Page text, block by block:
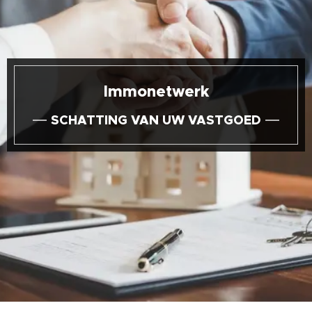
Immonetwerk
SCHATTING VAN UW VASTGOED